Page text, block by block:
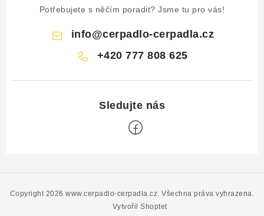
Potřebujete s něčím poradit? Jsme tu pro vás!
info@cerpadlo-cerpadla.cz
+420 777 808 625
Vytvořil Shoptet
Copyright 2026www.cerpadlo-cerpadla.cz. Všechna práva vyhrazena.